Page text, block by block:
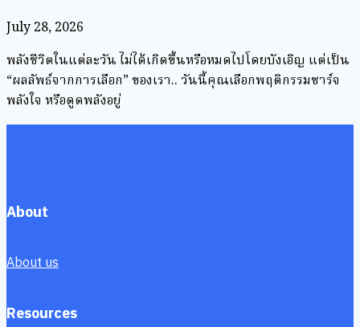
July 28, 2026
พลังชีวิตในแต่ละวัน ไม่ได้เกิดขึ้นหรือหมดไปโดยบังเอิญ แต่เป็น
“ผลลัพธ์จากการเลือก” ของเรา.. วันนี้คุณเลือกพฤติกรรมชาร์จ
พลังใจ หรือดูดพลังอยู่
About
About us
Resources